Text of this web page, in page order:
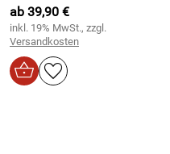
ab 39,90 €
inkl. 19% MwSt., zzgl.
Versandkosten